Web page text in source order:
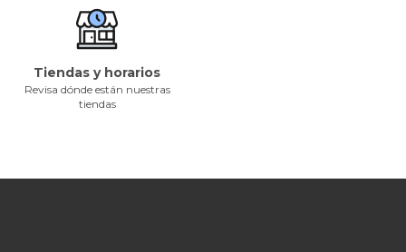
Tiendas y horarios
Revisa dónde están nuestras
tiendas